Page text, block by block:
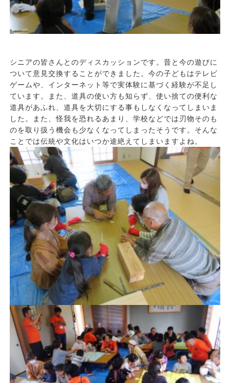
シニアの皆さんとのディスカッションです。昔と今の遊びに
ついて意見交換することができました。今の子どもはテレビ
ゲームや、インターネット等で実体験に基づく経験が不足し
ています。また、道具の使い方も知らず、使い捨ての便利な
道具があふれ、道具を大切にする事もしなくなってしまいま
した。また、怪我を恐れるあまり、学校などでは刃物そのも
のを取り扱う機会も少なくなってしまったそうです。そんな
ことでは伝統や文化はいつか途絶えてしまいますよね。